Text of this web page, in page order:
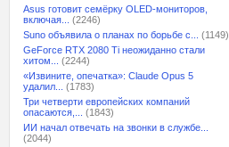
Asus готовит семёрку OLED-мониторов,
включая...
(2246)
Suno объявила о планах по борьбе с...
(1149)
GeForce RTX 2080 Ti неожиданно стали
хитом...
(2244)
«Извините, опечатка»: Claude Opus 5
удалил...
(1783)
Три четверти европейских компаний
опасаются,...
(1843)
ИИ начал отвечать на звонки в службе...
(2044)